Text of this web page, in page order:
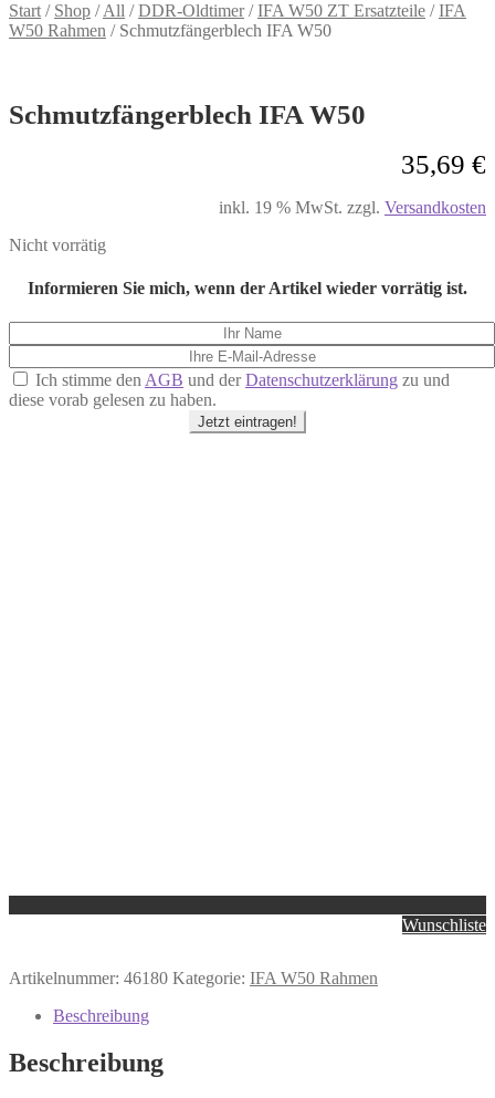
Start / Shop /All /DDR-Oldtimer/IFA W50 ZT Ersatzteile /IFA
W50 Rahmen / Schmutzfängerblech IFA W50
Schmutzfängerblech IFA W50
35,69 €
inkl. 19 % MwSt. zzgl. Versandkosten
Nicht vorrätig
Informieren Sie mich, wenn der Artikel wieder vorrätig ist.
Ich stimme den AGB und derDatenschutzerklärung zu und
diese vorab gelesen zu haben.
Jetzt eintragen!
Wunschliste
Artikelnummer: 46180 Kategorie: IFA W50 Rahmen
Beschreibung
Beschreibung